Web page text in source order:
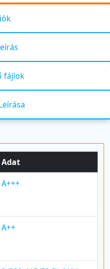
fájlok
Adat
A+++
A++